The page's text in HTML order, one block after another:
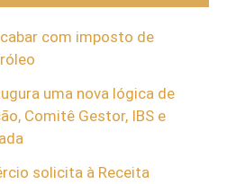
com imposto de
uma nova lógica de
Comitê Gestor, IBS e
solicita à Receita